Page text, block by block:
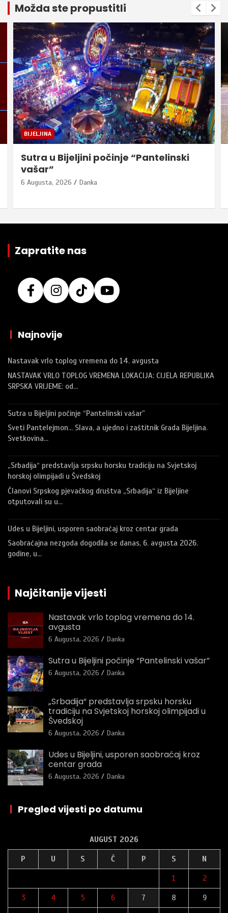
Možda ste propustitli
BIJELJINA
Sutra u Bijeljini počinje “Pantelinski
vašar”
6 Augusta, 2026 Danka
Zapratite nas
| Najnovije
Nastavak vrlo toplog vremena do 14. avgusta
NASTAVAK VRLO TOPLOG VREMENA LOKACIJA: CIJELA REPUBLIKA
SRPSKA VRIJEME: od…
Sutra u Bijeljini počinje “Pantelinski vašar”
Sveti Pantelejmon… Slava, a ujedno i zaštitnik Grada Bijeljina.
Svetkovina…
„Srbadija“ predstavlja srpsku horsku tradiciju na Svjetskoj
horskoj olimpijadi u Švedskoj
Članovi Srpskog pjevačkog društva „Srbadija“ iz Bijeljine
otputovali su u…
Udes u Bijeljini, usporen saobraćaj kroz centar grada
Saobraćajna nezgoda dogodila se danas, 6. avgusta 2026.
godine, u…
Najčitanije vijesti
Nastavak vrlo toplog vremena do 14.
avgusta
6 Augusta, 2026 Danka
Sutra u Bijeljini počinje “Pantelinski vašar”
6 Augusta, 2026 Danka
„Srbadija“ predstavlja srpsku horsku
tradiciju na Svjetskoj horskoj olimpijadi u
Švedskoj
6 Augusta, 2026 Danka
Udes u Bijeljini, usporen saobraćaj kroz
centar grada
6 Augusta, 2026 Danka
| Pregled vijesti po datumu
AUGUST 2026
P U S Č P S N
1 2
3 4 5 6 7 8 9